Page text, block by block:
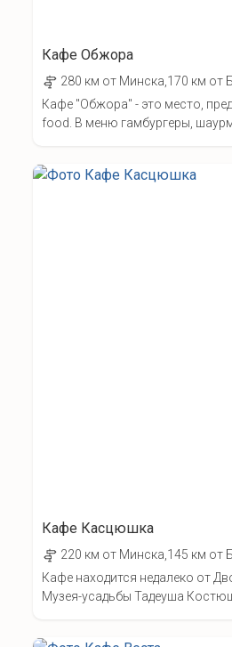
Кафе Обжора
280 км от Минска,170 км от
Кафе "Обжора" - это место,
food. В меню гамбургеры,
Кафе Касцюшка
220 км от Минска,145 км от
Кафе находится недалеко от
Музея-усадьбы Тадеуша